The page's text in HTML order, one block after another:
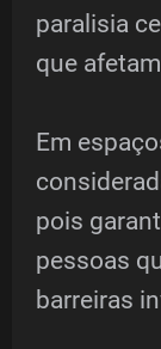
paralisia
que
Em
pois
pessoas
barreiras